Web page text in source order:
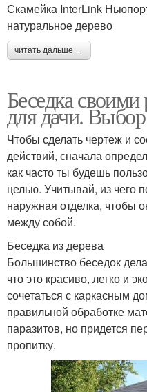
Скамейка InterLink
натуральное дерево
читать дальше →
Беседка своими
для дачи.
Чтобы сделать чертеж и
действий, сначала
как часто ты будешь
целью. Учитывай, из чего
наружная отделка, чтобы
между собой.
Беседка из дерева
Большинство беседок
что это красиво, легко и
сочетаться с каркасным
правильной обработке
паразитов, но придется
пропитку.